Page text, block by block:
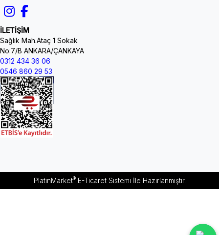
İLETİŞİM
Sağlık Mah.Ataç 1 Sokak
No:7/B ANKARA/ÇANKAYA
0312 434 36 06
0546 860 29 53
PlatinMarket®E-Ticaret Sistemiİle Hazırlanmıştır.